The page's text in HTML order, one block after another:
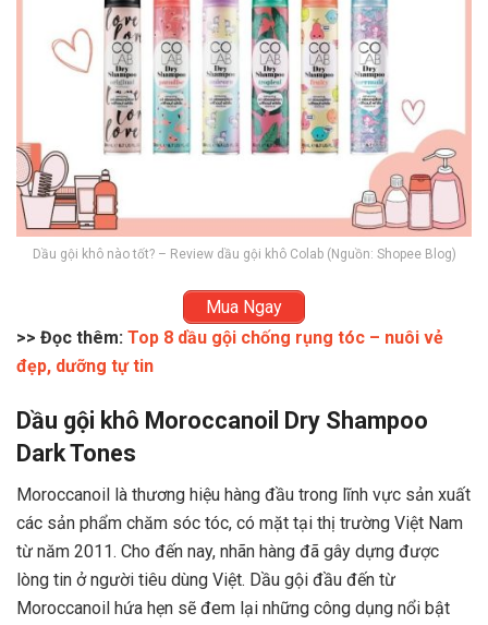
Dầu gội khô nào tốt? – Review dầu gội khô Colab (Nguồn: Shopee Blog)
Mua Ngay
>> Đọc thêm: Top 8 dầu gội chống rụng tóc – nuôi vẻ
đẹp, dưỡng tự tin
Dầu gội khô Moroccanoil Dry Shampoo
Dark Tones
Moroccanoil là thương hiệu hàng đầu trong lĩnh vực sản xuất
các sản phẩm chăm sóc tóc, có mặt tại thị trường Việt Nam
từ năm 2011. Cho đến nay, nhãn hàng đã gây dựng được
lòng tin ở người tiêu dùng Việt. Dầu gội đầu đến từ
Moroccanoil hứa hẹn sẽ đem lại những công dụng nổi bật